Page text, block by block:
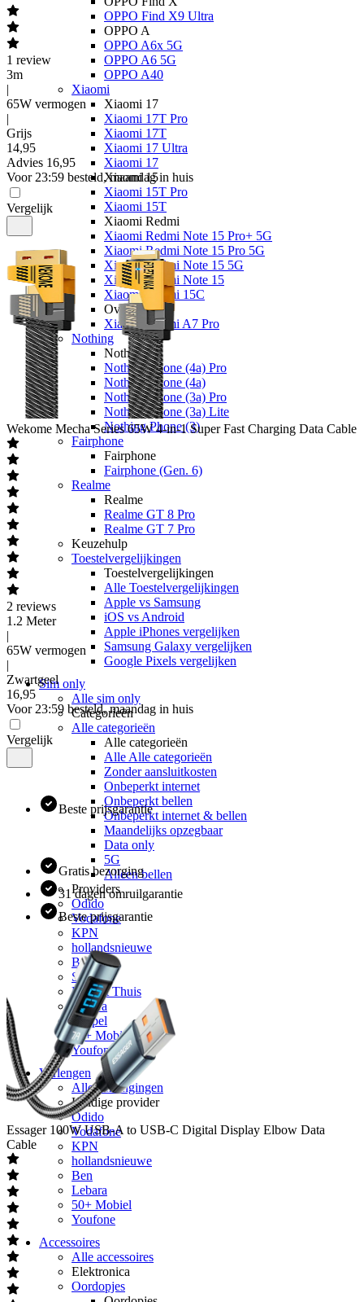
OPPO Find X9 Ultra
OPPO A
OPPO A6x 5G
OPPO A6 5G
OPPO A40
Xiaomi
Xiaomi 17
Xiaomi 17T Pro
Xiaomi 17T
Xiaomi 17 Ultra
Xiaomi 17
Xiaomi 15
Xiaomi 15T Pro
Xiaomi 15T
Xiaomi Redmi
Xiaomi Redmi Note 15 Pro+ 5G
Xiaomi Redmi Note 15 Pro 5G
Xiaomi Redmi Note 15 5G
Xiaomi Redmi Note 15
Xiaomi Redmi 15C
Overige
Xiaomi Redmi A7 Pro
Nothing
Nothing
Nothing Phone (4a) Pro
Nothing Phone (4a)
Nothing Phone (3a) Pro
Nothing Phone (3a) Lite
Nothing Phone (3)
Fairphone
Fairphone
Fairphone (Gen. 6)
Realme
Realme
Realme GT 8 Pro
Realme GT 7 Pro
Keuzehulp
Toestelvergelijkingen
Toestelvergelijkingen
Alle Toestelvergelijkingen
Apple vs Samsung
iOS vs Android
Apple iPhones vergelijken
Samsung Galaxy vergelijken
Google Pixels vergelijken
Sim only
Alle sim only
Categorieën
Alle categorieën
Alle categorieën
Alle Alle categorieën
Zonder aansluitkosten
Onbeperkt internet
Onbeperkt bellen
Onbeperkt internet & bellen
Maandelijks opzegbaar
Data only
5G
Alleen bellen
Providers
Odido
Vodafone
KPN
hollandsnieuwe
Ben
Simyo
Budget Thuis
Lebara
Simpel
50+ Mobiel
Youfone
Verlengen
Alle verlengingen
Huidige provider
Odido
Vodafone
KPN
hollandsnieuwe
Ben
Lebara
50+ Mobiel
Youfone
Accessoires
Alle accessoires
Elektronica
Oordopjes
1 review
3m
|
65W vermogen
|
Grijs
14,95
Advies 16,95
Voor 23:59 besteld, maandag in huis
Vergelijk
Wekome Mecha Series 65W 4-in-1 Super Fast Charging Data Cable
2 reviews
1.2 Meter
|
65W vermogen
|
Zwartgeel
16,95
Voor 23:59 besteld, maandag in huis
Vergelijk
Beste prijsgarantie
Gratis bezorging
31 dagen omruilgarantie
Beste prijsgarantie
Essager 100W USB-A to USB-C Digital Display Elbow Data
Cable